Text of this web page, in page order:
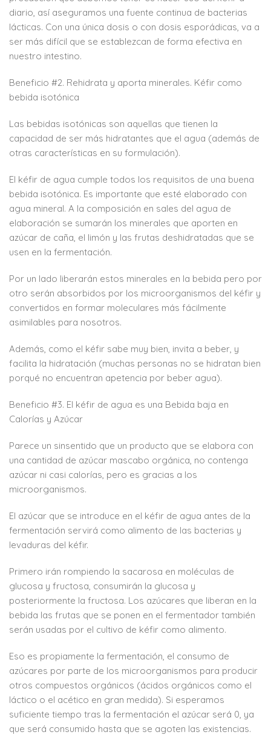
diario, así aseguramos una fuente continua de bacterias
lácticas. Con una única dosis o con dosis esporádicas, va a
ser más difícil que se establezcan de forma efectiva en
nuestro intestino.
Beneficio #2. Rehidrata y aporta minerales. Kéfir como
bebida isotónica
Las bebidas isotónicas son aquellas que tienen la
capacidad de ser más hidratantes que el agua (además de
otras características en su formulación).
El kéfir de agua cumple todos los requisitos de una buena
bebida isotónica. Es importante que esté elaborado con
agua mineral. A la composición en sales del agua de
elaboración se sumarán los minerales que aporten en
azúcar de caña, el limón y las frutas deshidratadas que se
usen en la fermentación.
Por un lado liberarán estos minerales en la bebida pero por
otro serán absorbidos por los microorganismos del kéfir y
convertidos en formar moleculares más fácilmente
asimilables para nosotros.
Además, como el kéfir sabe muy bien, invita a beber, y
facilita la hidratación (muchas personas no se hidratan bien
porqué no encuentran apetencia por beber agua).
Beneficio #3. El kéfir de agua es una Bebida baja en
Calorías y Azúcar
Parece un sinsentido que un producto que se elabora con
una cantidad de azúcar mascabo orgánica, no contenga
azúcar ni casi calorías, pero es gracias a los
microorganismos.
El azúcar que se introduce en el kéfir de agua antes de la
fermentación servirá como alimento de las bacterias y
levaduras del kéfir.
Primero irán rompiendo la sacarosa en moléculas de
glucosa y fructosa, consumirán la glucosa y
posteriormente la fructosa. Los azúcares que liberan en la
bebida las frutas que se ponen en el fermentador también
serán usadas por el cultivo de kéfir como alimento.
Eso es propiamente la fermentación, el consumo de
azúcares por parte de los microorganismos para producir
otros compuestos orgánicos (ácidos orgánicos como el
láctico o el acético en gran medida). Si esperamos
suficiente tiempo tras la fermentación el azúcar será 0, ya
que será consumido hasta que se agoten las existencias.